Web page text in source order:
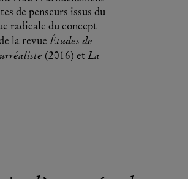
de penseurs issus du
radicale du concept
la revue Études de
(2016) et La